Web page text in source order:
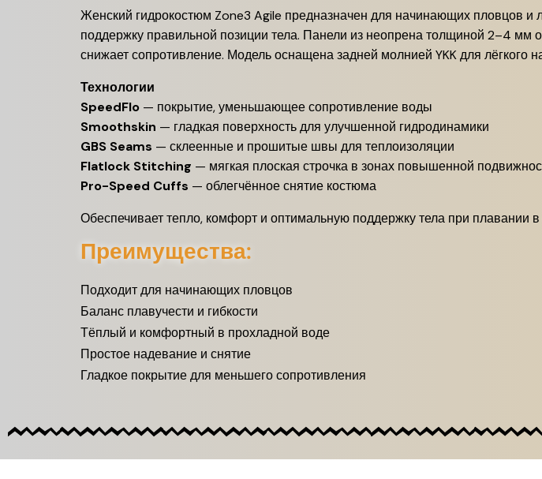
Женский гидрокостюм Zone3 Agile предназначен для начинающих пловцов и
поддержку правильной позиции тела. Панели из неопрена толщиной 2–4 мм
снижает сопротивление. Модель оснащена задней молнией YKK для лёгкого
Технологии
SpeedFlo — покрытие, уменьшающее сопротивление воды
Smoothskin — гладкая поверхность для улучшенной гидродинамики
GBS Seams — склеенные и прошитые швы для теплоизоляции
Flatlock Stitching — мягкая плоская строчка в зонах повышенной
Pro-Speed Cuffs — облегчённое снятие костюма
Обеспечивает тепло, комфорт и оптимальную поддержку тела при плавании в
Преимущества:
Подходит для начинающих пловцов
Баланс плавучести и гибкости
Тёплый и комфортный в прохладной воде
Простое надевание и снятие
Гладкое покрытие для меньшего сопротивления